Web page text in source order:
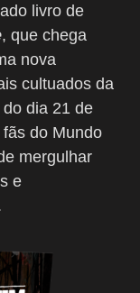
livro de
, que chega
nova
cultuados da
do dia 21 de
do Mundo
mergulhar
e